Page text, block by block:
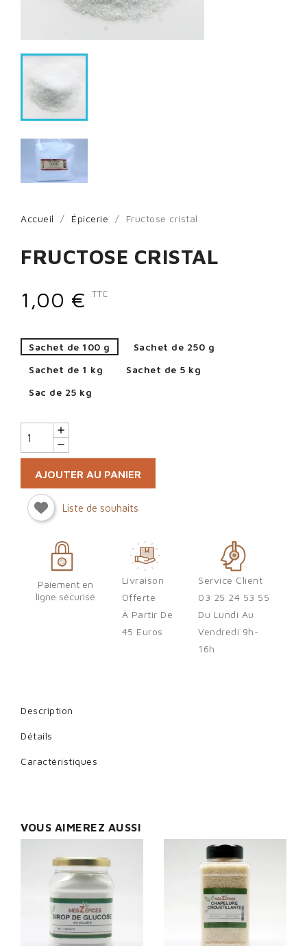
Accueil Épicerie Fructose cristal
FRUCTOSE CRISTAL
1,00 €
TTC
Sachet de 100 g
Sachet de 250 g
Sachet de 1 kg
Sachet de 5 kg
Sac de 25 kg
AJOUTER AU PANIER
Liste de souhaits
Paiement en
ligne sécurisé
Livraison
Offerte
À Partir De
45 Euros
Service Client
03 25 24 53 55
Du Lundi Au
Vendredi 9h-
16h
Description
Détails
Caractéristiques
VOUS AIMEREZ AUSSI
Sign in
You need to be logged in to save products in your wish list.